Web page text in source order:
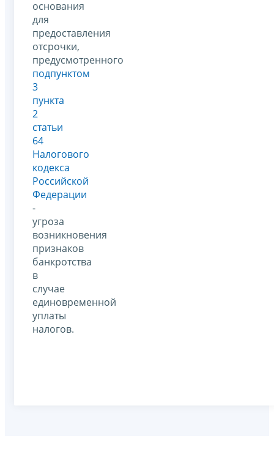
основания
для
предоставления
отсрочки,
предусмотренного
подпунктом
3
пункта
2
статьи
64
Налогового
кодекса
Российской
Федерации
-
угроза
возникновения
признаков
банкротства
в
случае
единовременной
уплаты
налогов.